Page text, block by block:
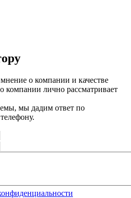
о компании и качестве
компании лично рассматривает
мы дадим ответ по